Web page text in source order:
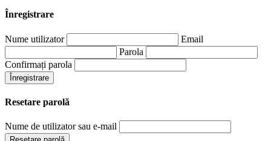
Înregistrare
Nume utilizator
Email
Parola
Confirmați parola
Înregistrare
Resetare parolă
Nume de utilizator sau e-mail